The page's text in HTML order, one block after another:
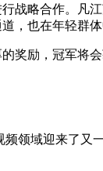
略合作。凡
，也在年轻群
励，冠军将会
域迎来了又